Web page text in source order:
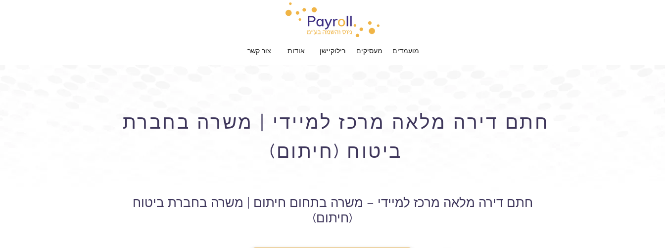
מועמדים מעסיקים רילוקיישן אודות צור קשר
חתם דירה מלאה מרכז למיידי | משרה בחברת
ביטוח (חיתום)
חתם דירה מלאה מרכז למיידי – משרה בתחום חיתום | משרה בחברת ביטוח
(חיתום)